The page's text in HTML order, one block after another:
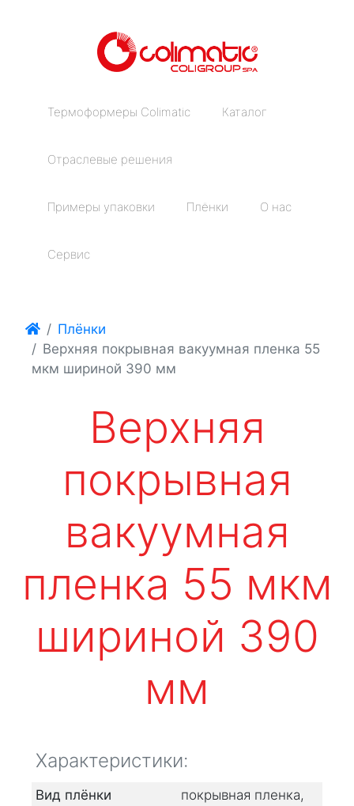
Термоформеры Colimatic Каталог
Отраслевые решения
Примеры упаковки Плёнки О нас
Сервис
Плёнки
Верхняя покрывная вакуумная пленка 55
мкм шириной 390 мм
Верхняя
покрывная
вакуумная
пленка 55 мкм
шириной 390
мм
Характеристики:
Вид плёнки
покрывная пленка,